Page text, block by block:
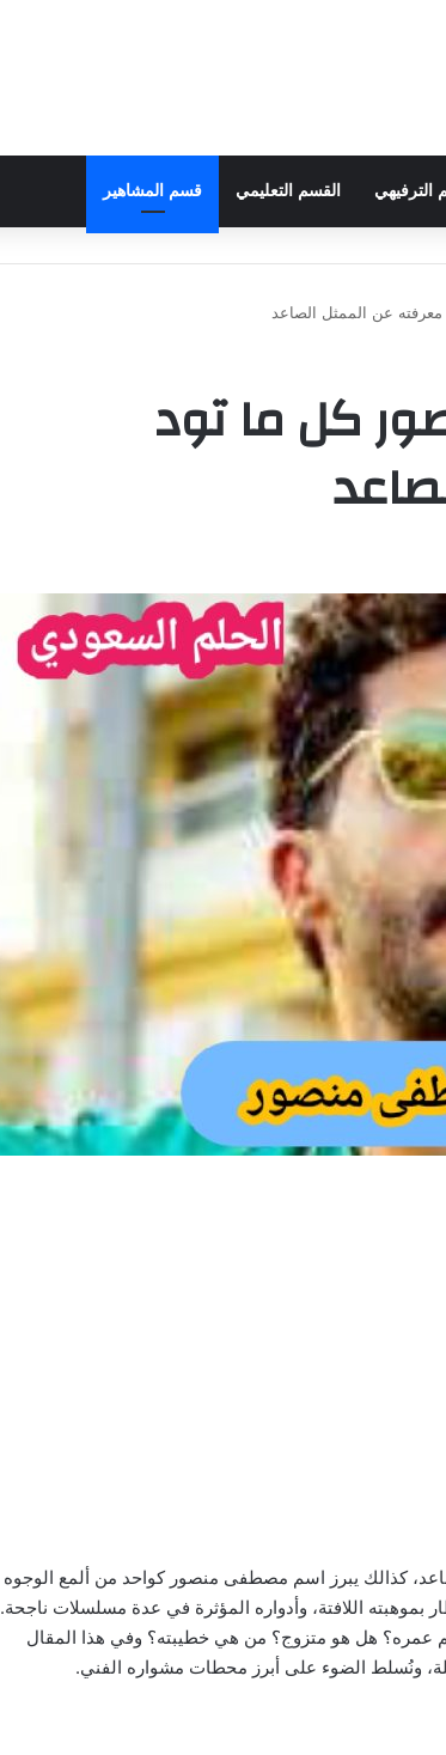
الترفيهي القسم التعليمي قسم المشاهير
عن الممثل الصاعد
كل ما تود
كذالك يبرز اسم مصطفى منصور كواحد من ألمع الوجوه
اللافتة، وأدواره المؤثرة في عدة مسلسلات ناجحة.
عمره؟ هل هو متزوج؟ من هي خطيبته؟ وفي هذا المقال
ونُسلط الضوء على أبرز محطات مشواره الفني.